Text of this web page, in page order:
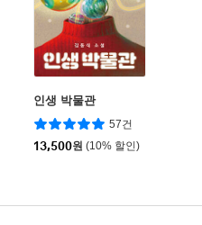
인생 박물관
57건
13,500원 (10% 할인)